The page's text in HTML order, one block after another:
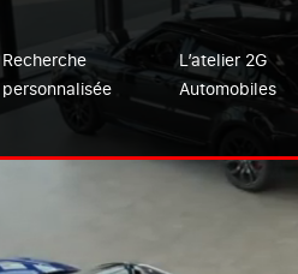
Recherche
personnalisée
L’atelier 2G
Automobiles